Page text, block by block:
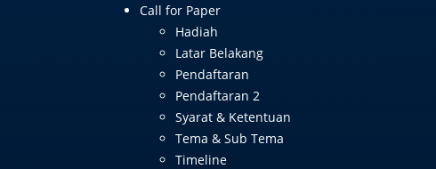
Call for Paper
Hadiah
Latar Belakang
Pendaftaran
Pendaftaran 2
Syarat & Ketentuan
Tema & Sub Tema
Timeline